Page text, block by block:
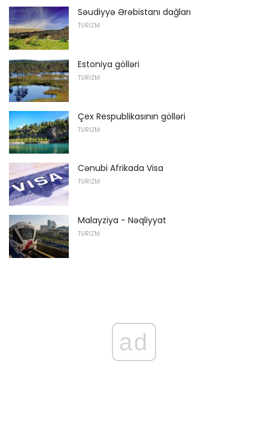
Səudiyyə Ərəbistanı dağları
TURIZM
Estoniya gölləri
TURIZM
Çex Respublikasının gölləri
TURIZM
Cənubi Afrikada Visa
TURIZM
Malayziya - Nəqliyyat
TURIZM
ad